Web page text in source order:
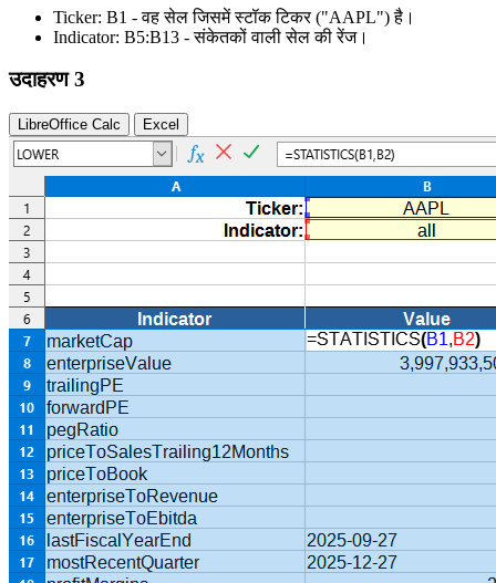
Ticker: B1 - वह सेल जिसमें स्टॉक टिकर("AAPL")है।
Indicator: B5:B13 - संकेतकों वाली सेल की रेंज।
उदाहरण 3
LibreOffice Calc Excel